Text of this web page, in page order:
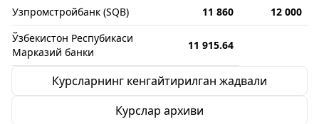
Узпромстройбанк (SQB)
11 860
12 000
Ўзбекистон Респубикаси
Марказий банки
11 915.64
Курсларнинг кенгайтирилган жадвали
Курслар архиви